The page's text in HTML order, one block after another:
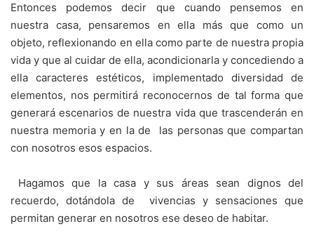
Entonces podemos decir que cuando pensemos en
nuestra casa, pensaremos en ella más que como un
objeto, reflexionando en ella como parte de nuestra propia
vida y que al cuidar de ella, acondicionarla y concediendo a
ella caracteres estéticos, implementado diversidad de
elementos, nos permitirá reconocernos de tal forma que
generará escenarios de nuestra vida que trascenderán en
nuestra memoria y en la de las personas que compartan
con nosotros esos espacios.
Hagamos que la casa y sus áreas sean dignos del
recuerdo, dotándola de vivencias y sensaciones que
permitan generar en nosotros ese deseo de habitar.